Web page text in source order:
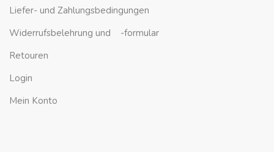
Liefer- und Zahlungsbedingungen
Widerrufsbelehrung und -formular
Retouren
Login
Mein Konto